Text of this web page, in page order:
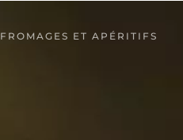
FROMAGES ET APÉRITIFS